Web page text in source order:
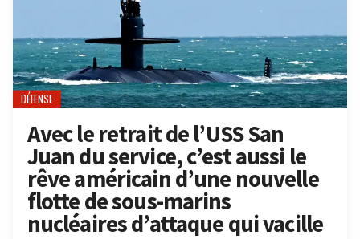
DÉFENSE
Avec le retrait de l’USS San
Juan du service, c’est aussi le
rêve américain d’une nouvelle
flotte de sous-marins
nucléaires d’attaque qui vacille